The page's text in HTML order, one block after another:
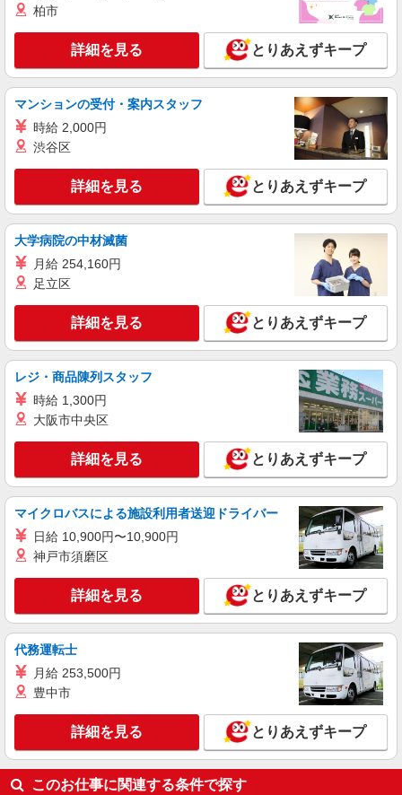
柏市
詳細を見る とりあえずキープ
マンションの受付・案内スタッフ
時給 2,000円
渋谷区
詳細を見る とりあえずキープ
大学病院の中材滅菌
月給 254,160円
足立区
詳細を見る とりあえずキープ
レジ・商品陳列スタッフ
時給 1,300円
大阪市中央区
詳細を見る とりあえずキープ
マイクロバスによる施設利用者送迎ドライバー
日給 10,900円〜10,900円
神戸市須磨区
詳細を見る とりあえずキープ
代務運転士
月給 253,500円
豊中市
詳細を見る とりあえずキープ
このお仕事に関連する条件で探す